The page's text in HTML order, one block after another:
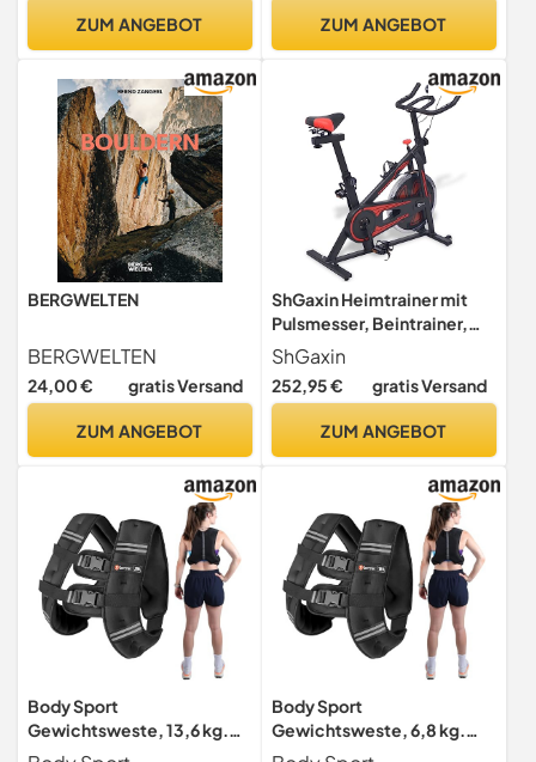
Gym Im Freien Verwenden
ZUM ANGEBOT
Gewichtheben für Zuhause,
ZUM ANGEBOT
BERGWELTEN
BERGWELTEN
24,00 € gratis Versand
ZUM ANGEBOT
ShGaxin Heimtrainer mit
Pulsmesser, Beintrainer,
Ergometer Heimtrainer,
Pedaltrainer, Excercise
Bike, Trainingsgeräte Für
Schwarz und Rot
ShGaxin
252,95 € gratis Versand
ZUM ANGEBOT
Body Sport
Gewichtsweste, 13,6 kg.
Verstellbare Fitnessweste
Body Sport
Gewichtsweste, 6,8 kg.
Verstellbare Fitnessweste